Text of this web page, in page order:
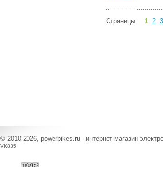
Страницы: 1 2 3
© 2010-2026, powerbikes.ru - интернет-магазин
VK835